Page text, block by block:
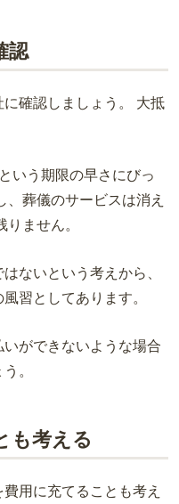
認
確認しましょう。 大抵
いう期限の早さにびっ
、葬儀のサービスは消え
ません。
ないという考えから、
習としてあります。
ができないような場合
。
も考える
用に充てることも考え